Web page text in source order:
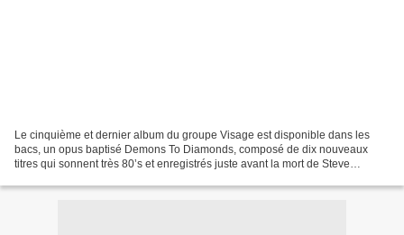
Le cinquième et dernier album du groupe Visage est disponible dans les
bacs, un opus baptisé Demons To Diamonds, composé de dix nouveaux
titres qui sonnent très 80’s et enregistrés juste avant la mort de Steve